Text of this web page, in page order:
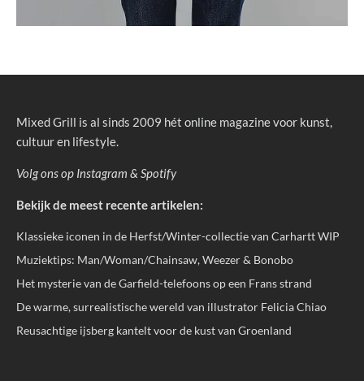
Mixed Grill is al sinds 2009 hét online magazine voor kunst,
cultuur en lifestyle.
Volg ons op Instagram & Spotify
Bekijk de meest recente artikelen:
Klassieke iconen in de Herfst/Winter-collectie van Carhartt WIP
Muziektips: Man/Woman/Chainsaw, Weezer & Bonobo
Het mysterie van de Garfield-telefoons op een Frans strand
De warme, surrealistische wereld van illustrator Felicia Chiao
Reusachtige ijsberg kantelt voor de kust van Groenland